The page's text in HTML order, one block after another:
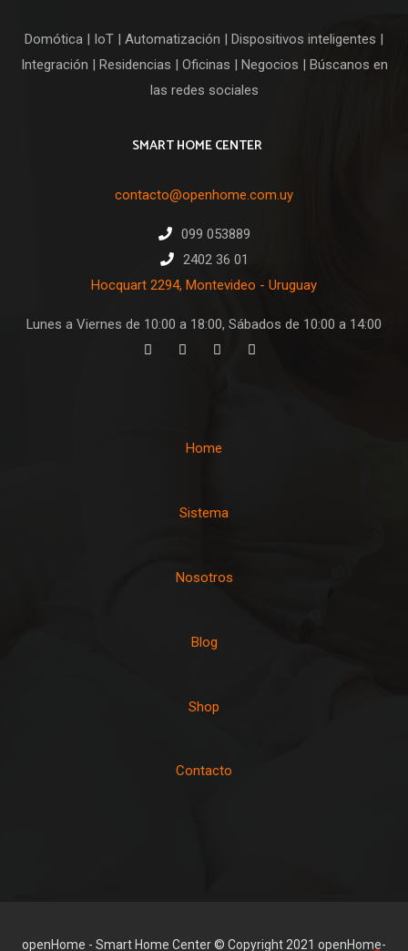
Domótica | IoT | Automatización | Dispositivos inteligentes |
Integración | Residencias | Oficinas | Negocios | Búscanos en
las redes sociales
SMART HOME CENTER
contacto@openhome.com.uy
099 053889
2402 36 01
Hocquart 2294, Montevideo - Uruguay
Lunes a Viernes de 10:00 a 18:00, Sábados de 10:00 a 14:00
Home
Sistema
Nosotros
Blog
Shop
Contacto
openHome - Smart Home Center © Copyright 2021 openHome-